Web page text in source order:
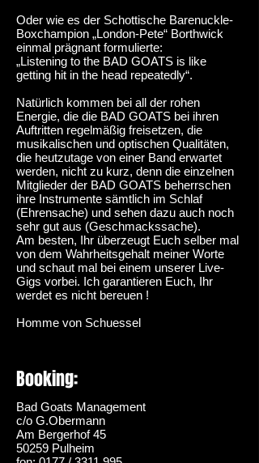
Oder wie es der Schottische Barenuckle-
Boxchampion „London-Pete“ Borthwick
einmal prägnant formulierte:
„Listening to the BAD GOATS is like
getting hit in the head repeatedly“.
Natürlich kommen bei all der rohen
Energie, die die BAD GOATS bei ihren
Auftritten regelmäßig freisetzen, die
musikalischen und optischen Qualitäten,
die heutzutage von einer Band erwartet
werden, nicht zu kurz, denn die einzelnen
Mitglieder der BAD GOATS beherrschen
ihre Instrumente sämtlich im Schlaf
(Ehrensache) und sehen dazu auch noch
sehr gut aus (Geschmackssache).
Am besten, Ihr überzeugt Euch selber mal
von dem Wahrheitsgehalt meiner Worte
und schaut mal bei einem unserer Live-
Gigs vorbei. Ich garantieren Euch, Ihr
werdet es nicht bereuen !
Homme von Schuessel
Booking:
Bad Goats Management
c/o G.Obermann
Am Bergerhof 45
50259 Pulheim